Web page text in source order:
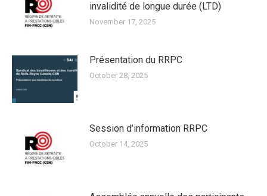
invalidité de longue durée (LTD)
November 17, 2025
Présentation du RRPC
October 28, 2025
Session d’information RRPC
October 14, 2025